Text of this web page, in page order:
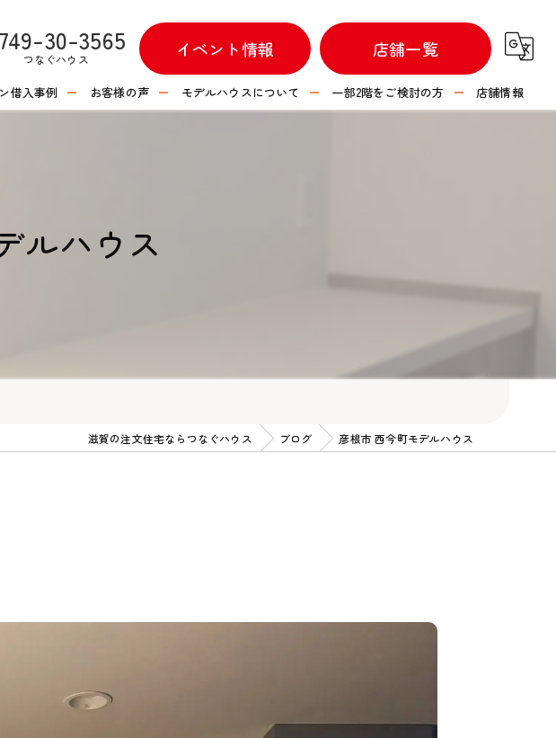
30-3565
つなぐハウス イベント情報 店舗一覧
借入事例 お客様の声 モデルハウスについて 一部2階をご検討の方 店舗情報
ルハウス
滋賀の注文住宅ならつなぐハウス ブログ 彦根市 西今町モデルハウス